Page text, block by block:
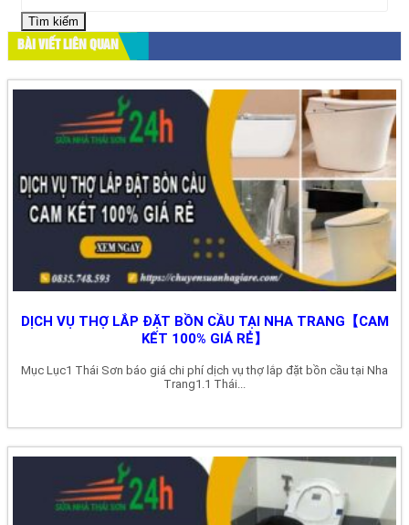
cho:
BÀI VIẾT LIÊN QUAN
DỊCH VỤ THỢ LẮP ĐẶT BỒN CẦU TẠI NHA TRANG【CAM
KẾT 100% GIÁ RẺ】
Mục Lục1 Thái Sơn báo giá chi phí dịch vụ thợ lắp đặt bồn cầu tại Nha
Trang1.1 Thái...